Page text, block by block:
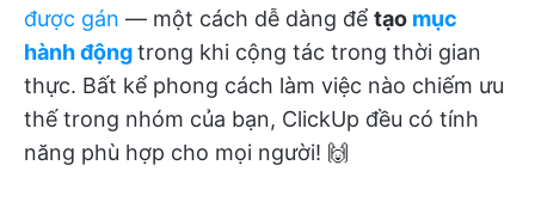
được gán — một cách dễ dàng để tạo mục
hành độngtrong khi cộng tác trong thời gian
thực. Bất kể phong cách làm việc nào chiếm ưu
thế trong nhóm của bạn, ClickUp đều có tính
năng phù hợp cho mọi người! 🙌